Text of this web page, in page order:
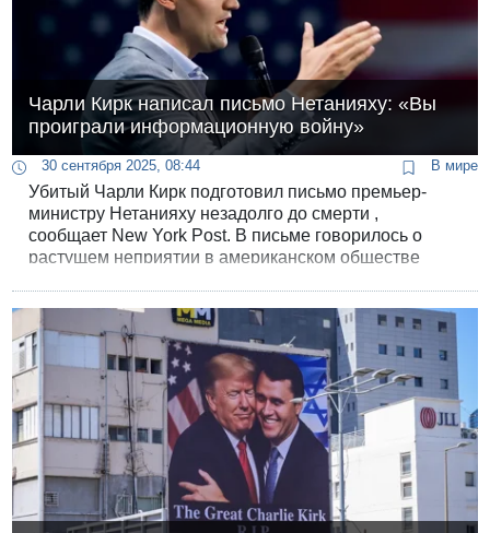
Чарли Кирк написал письмо Нетанияху: «Вы
проиграли информационную войну»
30 сентября 2025, 08:44 В мире
Убитый Чарли Кирк подготовил письмо премьер-
министру Нетанияху незадолго до смерти ,
сообщает New York Post. В письме говорилось о
растущем неприятии в американском обществе